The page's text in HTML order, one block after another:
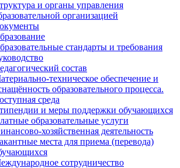
и органы управления
организацией
стандарты и требования
состав
техническое обеспечение и
образовательного процесса.
среда
и меры поддержки обучающихся
образовательные услуги
хозяйственная деятельность
места для приема (перевода)
сотрудничество